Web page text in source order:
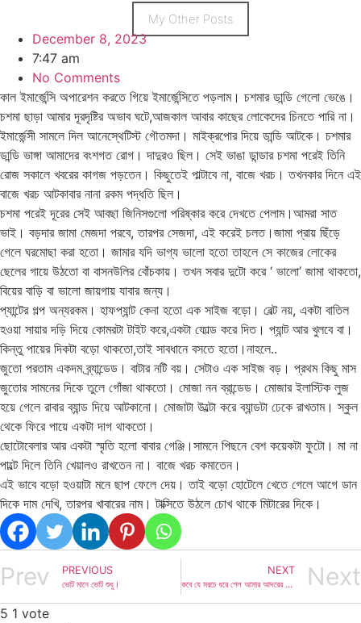
My Other Posts
December 8, 2023
7:47 am
No Comments
কাল ইমার্জেন্সি অপারেশন করতে গিয়ে ইমার্জেন্সিতে পড়লাম। চশমার ডান্ডি গেলো ভেঙে।
চশমা ছাড়া আমার দূরদৃষ্টির অভাব ঘটে,আজকাল আবার কাছের লোকেদের চিনতে পারি না।
ইমার্জেন্সী সামলে দিল আনেস্থেটিস্ট গৌতমদা। মাইক্রপোর দিয়ে ডান্ডি আটকে। চশমার
ডান্ডি ভাঙ্গা আমাদের বংশগত রোগ। দাদুরও ছিল। সেই ভাঙা ডান্ডার চশমা পরেই তিনি
রোজ সকালে খবরের কাগজ পড়তেন। কিছুতেই পাল্টাবে না, বাজে খরচ। তখনকার দিনে এই
বাজে খরচ আটকাবার নানা রকম পদ্ধতি ছিল।
চশমা পরেই দূরের সেই আবছা জিনিসগুলো পরিষ্কার করে দেখতে পেলাম।আমরা সাত
ভাই। বড়দার জামা মেজদা পরবে, তারপর সেজদা, এই করেই চলত।জামা প্রায় ছিঁড়ে
গেলে ঘরমোছা করা হতো। জামার যদি ভাগ্য ভালো হতো তাহলে সে কাজের লোকের
ছেলের গায়ে উঠতো বা বাসনউলির বোঁচকায়। তখন সবার দুটো করে ‘ ভালো’ জামা থাকতো,
বিয়ের বাড়ি বা ভালো জায়গায় যাবার জন্য।
প্যান্টের গল্প অন্যরকম। হাফপ্যান্ট কেনা হতো এক সাইজ বড়ো। বেল্ট নয়, একটা বাতিল
হওয়া সায়ার দড়ি দিয়ে কোমরটা টাইট করে,একটা ফোল্ড করে দিত। প্যান্ট আর খুলবে বা।
কিন্তু পায়ের দিকটা বড়ো থাকতো,তাই সাবধানে বসতে হতো।নাহলে..
জুতো পরতাম একদম ব্র্যান্ডেড। বাটার নটি বয়। সেটাও এক সাইজ বড়। প্রথম কিছু মাস
জুতোর সামনের দিকে তুলে গোঁজা থাকতো। মোজা নন ব্রান্ডেড। মোজার ইলাস্টিক লুজ
হয়ে গেলে রাবার ব্যান্ড দিয়ে আটকানো। মোজাটা উল্টো করে ব্যান্ডটা ঢেকে রাখতাম। স্কুল
থেকে ফিরে পায়ে একটা দাগ থাকতো।
ছোটোবেলার আর একটা স্মৃতি হলো বাবার গেঞ্জি।সামনে পিছনে বেশ কয়েকটা ফুটো। মা না
পাল্টে দিলে তিনি খেয়ালও রাখতেন না। বাজে খরচ কমাতেন।
এই ভাবে বড়ো হওয়াটা মনে ছাপ ফেলে দেয়। তাই বড়ো হোটেলে খেতে গেলে আগে ডান
দিকে দাম দেখি, তারপর খাবারের নাম। টাক্সিতে উঠলে চোখ থাকে মিটারের দিকে।
Prev PREVIOUS
ভোট মানে ভোট শুধু।
NEXT
কবে যে মরচে ধরে গেল আমার আদরের রেলিঙে, বুঝতেও পারিনি Next
5 1 vote